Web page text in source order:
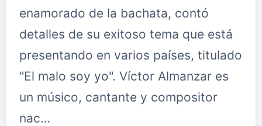
enamorado de la bachata, contó
detalles de su exitoso tema que está
presentando en varios países, titulado
"El malo soy yo". Víctor Almanzar es
un músico, cantante y compositor
nac…